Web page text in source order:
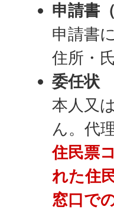
申請書
申請書
住所・
委任状
本人又
ん。代
住民票
れた住
窓口で